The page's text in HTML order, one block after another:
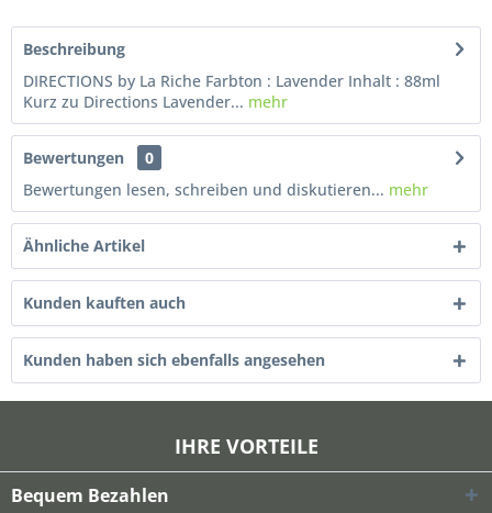
Beschreibung
DIRECTIONS by La Riche Farbton : Lavender Inhalt : 88ml
Kurz zu Directions Lavender... mehr
Bewertungen
0
Bewertungen lesen, schreiben und diskutieren... mehr
Ähnliche Artikel
Kunden kauften auch
Kunden haben sich ebenfalls angesehen
IHRE VORTEILE
Bequem Bezahlen